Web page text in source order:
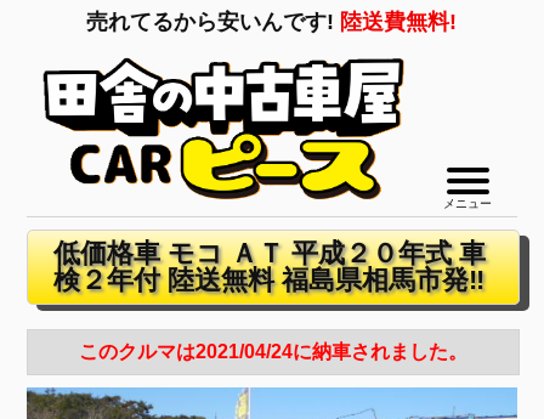
売れてるから安いんです! 陸送費無料!
メニュー
低価格車 モコ ＡＴ 平成２０年式 車
検２年付 陸送無料 福島県相馬市発‼
このクルマは2021/04/24に納車されました。